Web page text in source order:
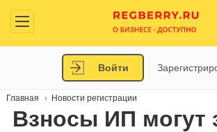
Войти
Главная Новости регистрации
Взносы ИП могут